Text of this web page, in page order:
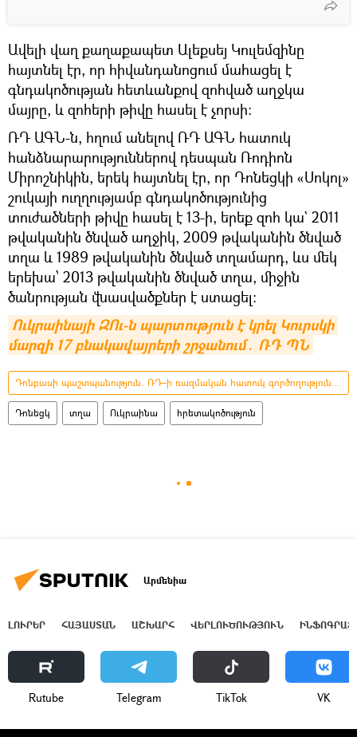
Ավելի վաղ քաղաքապետ Ալեքսեյ Կուլեմզինը
հայտնել էր, որ հիվանդանոցում մահացել է
գնդակոծության հետևանքով զոհված աղջկա
մայրը, և զոհերի թիվը հասել է չորսի:
ՌԴ ԱԳՆ-ն, հղում անելով ՌԴ ԱԳՆ հատուկ
հանձնարարություններով դեսպան Ռոդիոն
Միրոշնիկին, երեկ հայտնել էր, որ Դոնեցկի «Սոկոլ»
շուկայի ուղղությամբ գնդակոծությունից
տուժածների թիվը հասել է 13-ի, երեք զոհ կա` 2011
թվականին ծնված աղջիկ, 2009 թվականին ծնված
տղա և 1989 թվականին ծնված տղամարդ, ևս մեկ
երեխա՝ 2013 թվականին ծնված տղա, միջին
ծանրության վնասվածքներ է ստացել:
Ուկրաինայի ԶՈւ-ն պարտություն է կրել Կուրսկի
մարզի 17 բնակավայրերի շրջանում․ ՌԴ ՊՆ
Դոնբասի պաշտպանություն. ՌԴ–ի ռազմական հատուկ գործողությունը Ուկրաինայում
Դոնեցկ տղա Ուկրաինա հրետակոծություն
Արմենիա
ԼՈՒՐԵՐ ՀԱՅԱՍՏԱՆ ԱՇԽԱՐՀ ՎԵՐԼՈՒԾՈՒԹՅՈՒՆ
Rutube Telegram ТikТоk VK